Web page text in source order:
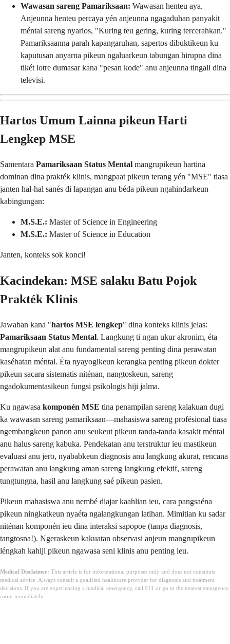
Wawasan sareng Pamariksaan: Wawasan henteu aya.
Anjeunna henteu percaya yén anjeunna ngagaduhan panyakit
méntal sareng nyarios, "Kuring teu gering, kuring tercerahkan."
Pamariksaanna parah kapangaruhan, sapertos dibuktikeun ku
kaputusan anyarna pikeun ngaluarkeun tabungan hirupna dina
tikét lotre dumasar kana "pesan kode" anu anjeunna tingali dina
televisi.
Hartos Umum Lainna pikeun Harti
Lengkep MSE
Samentara Pamariksaan Status Mental mangrupikeun hartina
dominan dina prakték klinis, mangpaat pikeun terang yén "MSE" tiasa
janten hal-hal sanés di lapangan anu béda pikeun ngahindarkeun
kabingungan:
M.S.E.: Master of Science in Engineering
M.S.E.: Master of Science in Education
Janten, konteks sok konci!
Kacindekan: MSE salaku Batu Pojok
Prakték Klinis
Jawaban kana "hartos MSE lengkep" dina konteks klinis jelas:
Pamariksaan Status Mental. Langkung ti ngan ukur akronim, éta
mangrupikeun alat anu fundamental sareng penting dina perawatan
kaséhatan méntal. Éta nyayogikeun kerangka penting pikeun dokter
pikeun sacara sistematis niténan, nangtoskeun, sareng
ngadokumentasikeun fungsi psikologis hiji jalma.
Ku ngawasa komponén MSE tina penampilan sareng kalakuan dugi
ka wawasan sareng pamariksaan—mahasiswa sareng profésional tiasa
ngembangkeun panon anu seukeut pikeun tanda-tanda kasakit méntal
anu halus sareng kabuka. Pendekatan anu terstruktur ieu mastikeun
evaluasi anu jero, nyababkeun diagnosis anu langkung akurat, rencana
perawatan anu langkung aman sareng langkung efektif, sareng
tungtungna, hasil anu langkung saé pikeun pasien.
Pikeun mahasiswa anu nembé diajar kaahlian ieu, cara pangsaéna
pikeun ningkatkeun nyaéta ngalangkungan latihan. Mimitian ku sadar
niténan komponén ieu dina interaksi sapopoe (tanpa diagnosis,
tangtosna!). Ngeraskeun kakuatan observasi anjeun mangrupikeun
léngkah kahiji pikeun ngawasa seni klinis anu penting ieu.
Medical Disclaimer: This article is for informational purposes only and does not constitute
medical advice. Always consult a qualified healthcare provider for diagnosis and treatment
decisions. If you are experiencing a medical emergency, call 911 or go to the nearest emergency
room immediately.